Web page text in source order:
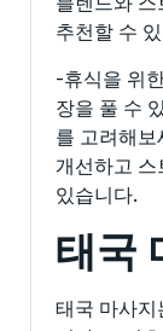
추천할 수
-휴식을 위
장을 풀 수
를 고려해보
개선하고
있습니다.
태국
태국 마사지